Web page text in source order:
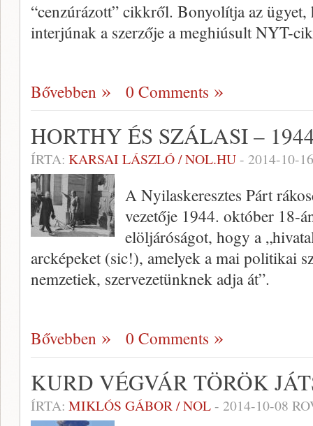
“cenzúrázott” cikkről. Bonyolítja az
interjúnak a szerzője a meghiúsult NYT-
Bővebben 0 Comments
HORTHY ÉS SZÁLASI –
ÍRTA: KARSAI LÁSZLÓ / NOL.HU- 2014-10-16
A Nyilaskeresztes Párt
vezetője 1944. október 18-
elöljáróságot, hogy a
arcképeket (sic!), amelyek a mai politikai
nemzetiek, szervezetünknek adja át”.
Bővebben 0 Comments
KURD VÉGVÁR TÖRÖK
ÍRTA: MIKLÓS GÁBOR / NOL- 2014-10-08